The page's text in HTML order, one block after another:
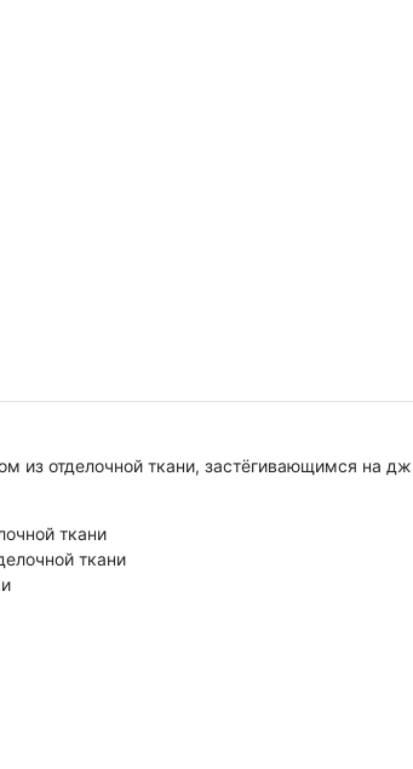
из отделочной ткани, застёгивающимся на
ткани
ткани